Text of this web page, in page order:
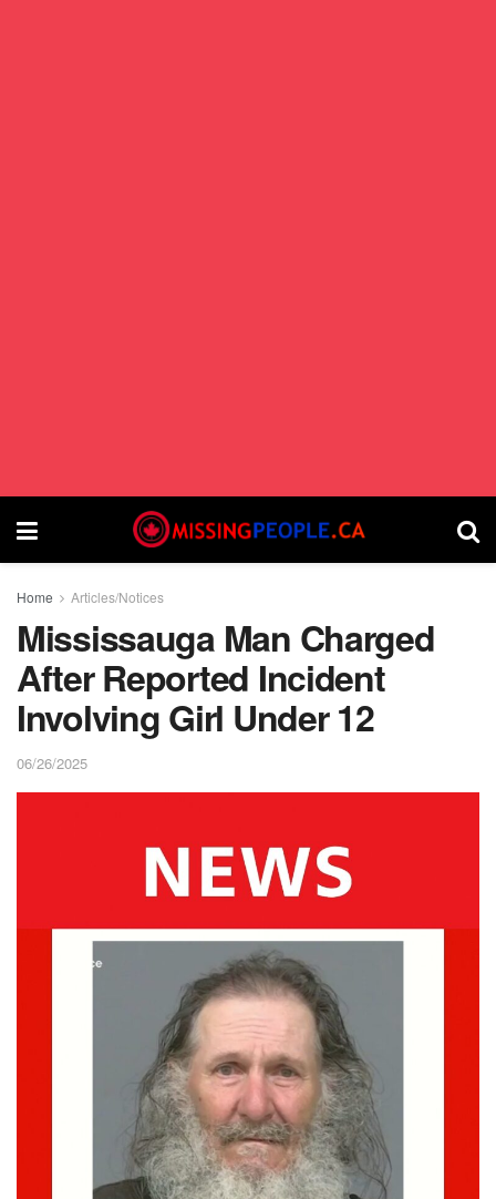
Home Articles/Notices
Mississauga Man Charged
After Reported Incident
Involving Girl Under 12
06/26/2025